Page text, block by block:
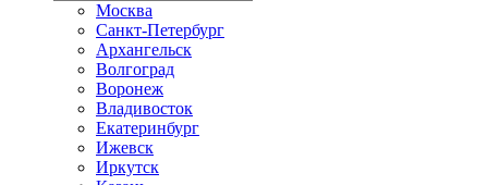
Москва
Санкт-Петербург
Архангельск
Волгоград
Воронеж
Владивосток
Екатеринбург
Ижевск
Иркутск